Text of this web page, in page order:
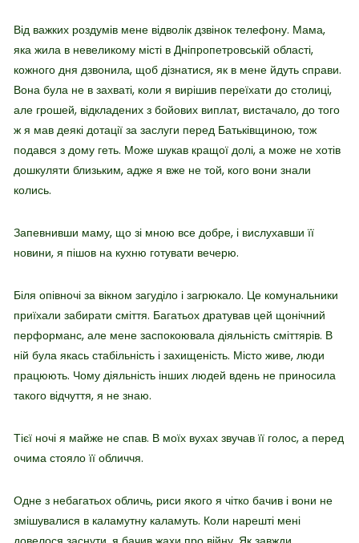
Від важких роздумів мене відволік дзвінок телефону. Мама,
яка жила в невеликому місті в Дніпропетровській області,
кожного дня дзвонила, щоб дізнатися, як в мене йдуть справи.
Вона була не в захваті, коли я вирішив переїхати до столиці,
але грошей, відкладених з бойових виплат, вистачало, до того
ж я мав деякі дотації за заслуги перед Батьківщиною, тож
подався з дому геть. Може шукав кращої долі, а може не хотів
дошкуляти близьким, адже я вже не той, кого вони знали
колись.
Запевнивши маму, що зі мною все добре, і вислухавши її
новини, я пішов на кухню готувати вечерю.
Біля опівночі за вікном загуділо і загрюкало. Це комунальники
приїхали забирати сміття. Багатьох дратував цей щонічний
перформанс, але мене заспокоювала діяльність сміттярів. В
ній була якась стабільність і захищеність. Місто живе, люди
працюють. Чому діяльність інших людей вдень не приносила
такого відчуття, я не знаю.
Тієї ночі я майже не спав. В моїх вухах звучав її голос, а перед
очима стояло її обличчя.
Одне з небагатьох обличь, риси якого я чітко бачив і вони не
змішувалися в каламутну каламуть. Коли нарешті мені